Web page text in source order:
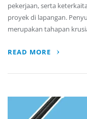
pekerjaan, serta
proyek di lapangan.
merupakan tahapan
READ MORE